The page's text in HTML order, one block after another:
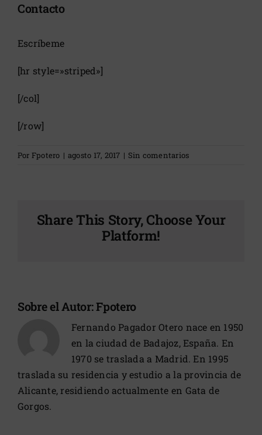
Contacto
Escríbeme
[hr style=»striped»]
[/col]
[/row]
Por Fpotero | agosto 17, 2017 | Sin comentarios
Share This Story, Choose Your
Platform!
Sobre el Autor:Fpotero
Fernando Pagador Otero nace en 1950
en la ciudad de Badajoz, España. En
1970 se traslada a Madrid. En 1995
traslada su residencia y estudio a la provincia de
Alicante, residiendo actualmente en Gata de
Gorgos.